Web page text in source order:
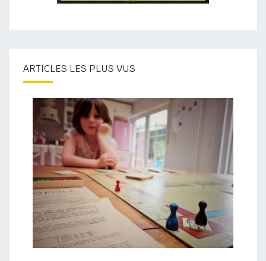
ARTICLES LES PLUS VUS